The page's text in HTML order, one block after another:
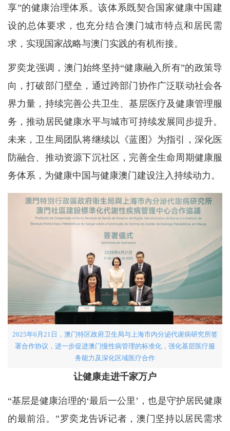
享”的健康治理体系。该体系既契合国家健康中国建
设的总体要求，也充分结合澳门城市特点和居民需
求，实现国家战略与澳门实践的有机衔接。
罗奕龙强调，澳门始终坚持“健康融入所有”的政策导
向，打破部门壁垒，通过跨部门协作广泛联动社会各
界力量，持续完善公共卫生、基层医疗及健康管理服
务，推动居民健康水平与城市可持续发展同步提升。
未来，卫生局团队将继续以《蓝图》为指引，深化医
防融合、推动资源下沉社区，完善全生命周期健康服
务体系，为健康中国与健康澳门建设注入持续动力。
2025年6月21日，澳门特区政府卫生局与上海市内分泌代谢病研究所签
署合作协议，进一步促进澳门慢性病管理的标准化，强化基层医疗服
务能力及深化区域医疗合作
让健康走进千家万户
“基层是健康治理的‘最后一公里’，也是守护居民健康
的最前沿。”罗奕龙告诉记者，澳门坚持以居民需求